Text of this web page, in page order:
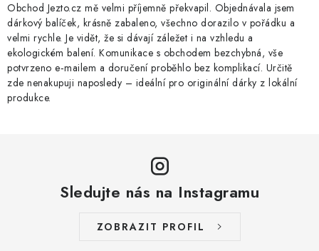
Obchod Jezto.cz mě velmi příjemně překvapil. Objednávala jsem
dárkový balíček, krásně zabaleno, všechno dorazilo v pořádku a
velmi rychle. Je vidět, že si dávají záležet i na vzhledu a
ekologickém balení. Komunikace s obchodem bezchybná, vše
potvrzeno e‑mailem a doručení proběhlo bez komplikací. Určitě
zde nenakupuji naposledy – ideální pro originální dárky z lokální
produkce.
Sledujte nás na Instagramu
ZOBRAZIT PROFIL